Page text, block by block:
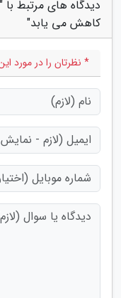
دیدگاه های مرتبط
کاهش می یابد"
* نظرتان را در مورد